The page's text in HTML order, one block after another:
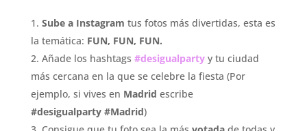
Sube a Instagram tus fotos más divertidas, esta es
la temática: FUN, FUN, FUN.
Añade los hashtags #desigualpartyy tu ciudad
más cercana en la que se celebre la fiesta (Por
ejemplo, si vives en Madrid escribe
#desigualparty#Madrid)